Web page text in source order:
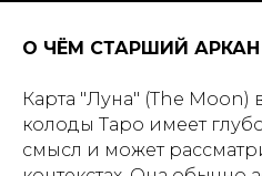
О ЧЁМ СТАРШИЙ
Карта "Луна" (The Moon)
колоды Таро имеет
смысл и может